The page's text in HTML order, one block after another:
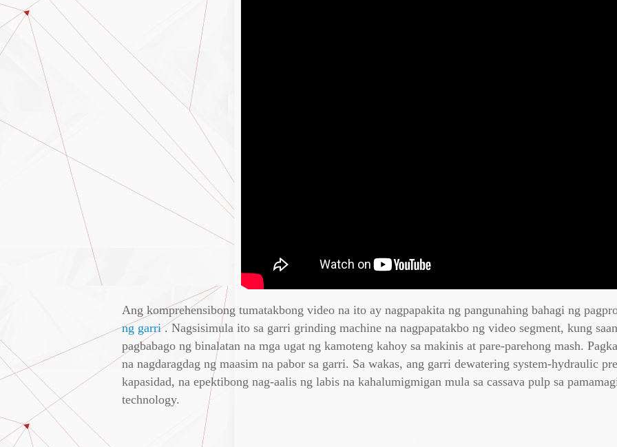
Ang komprehensibong tumatakbong video na ito ay nagpapakita ng pangunahing bahagi ng
ng garri. Nagsisimula ito sa garri grinding machine na nagpapatakbo ng video segment, kung
pagbabago ng binalatan na mga ugat ng kamoteng kahoy sa makinis at pare-parehong mash.
na nagdaragdag ng maasim na pabor sa garri. Sa wakas, ang garri dewatering system-hydraulic
kapasidad, na epektibong nag-aalis ng labis na kahalumigmigan mula sa cassava pulp sa
technology.